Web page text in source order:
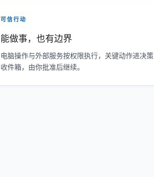
可信行动
能做事，也有边界
电脑操作与外部服务按权限执行，关键动作进决策
收件箱，由你批准后继续。